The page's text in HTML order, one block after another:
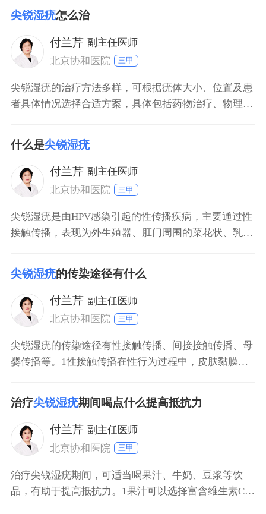
染人乳头瘤病毒（HPV）的伴侣发生无保护性行为时，
病毒可通过皮肤或黏膜的微小破损进入人体，导致生殖
器或肛门周围出现疣状赘生物。多个性伴侣或过早开始
性生活会显著增加感染风险，因性接触时生殖器摩擦易
尖锐湿疣怎么治
付兰芹 副主任医师
北京协和医院
三甲
尖锐湿疣的治疗方法多样，可根据疣体大小、位置及患
者具体情况选择合适方案，具体包括药物治疗、物理治
膏、鬼臼毒素酊等，通过抑制病毒复制或促进疣体脱落
发挥作用，适用于数量较少、体积较小的疣体。需遵医
嘱规范用药，避免自行增减剂量或停药。2物理治疗包
括冷冻治
什么是尖锐湿疣
付兰芹 副主任医师
北京协和医院
三甲
尖锐湿疣是由HPV感染引起的性传播疾病，主要通过性
接触传播，表现为外生殖器、肛门周围的菜花状、乳头
主要依靠临床症状、病史和体格检查，有时需要进行实
验室检查。治疗方法包括外用药物、物理治疗和手术治
疗等，治疗期间应避免性行为，注意疣体护理，定期复
查。 1
尖锐湿疣的传染途径有什么
付兰芹 副主任医师
北京协和医院
三甲
尖锐湿疣的传染途径有性接触传播、间接接触传播、母
婴传播等。1性接触传播在性行为过程中，皮肤黏膜的
入人体并繁殖，导致感染。多个性伴侣、无保护性行为
等会增加感染风险。2间接接触传播接触被HPV污染的
物品也可能感染，比如使用公共浴巾、毛巾，在卫生条
件差
治疗尖锐湿疣期间喝点什么提高抵抗力
付兰芹 副主任医师
北京协和医院
三甲
治疗尖锐湿疣期间，可适当喝果汁、牛奶、豆浆等饮
品，有助于提高抵抗力。1果汁可以选择富含维生素C的